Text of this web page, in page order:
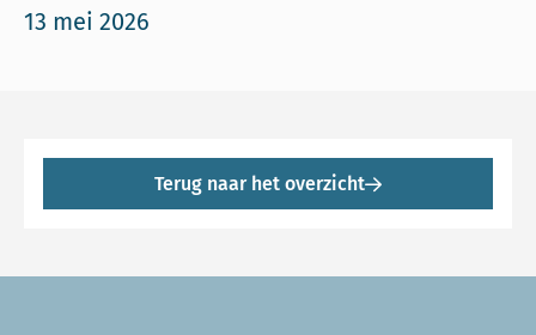
13 mei 2026
Terug naar het overzicht